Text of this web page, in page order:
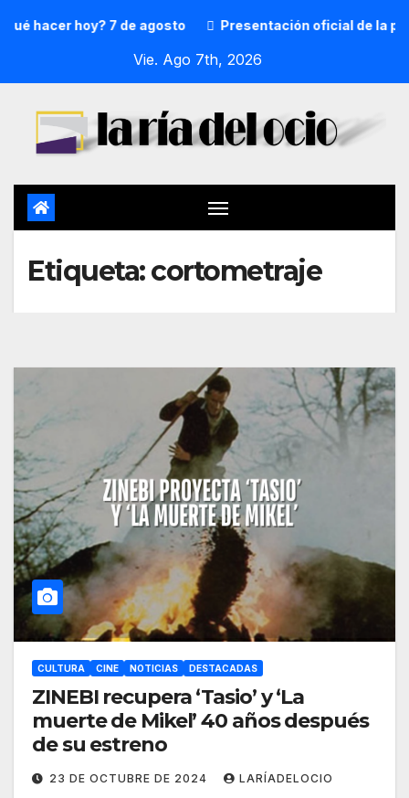
hacer hoy? 7 de agosto Presentación oficial de la
Vie. Ago 7th, 2026
Etiqueta:cortometraje
CULTURA CINE NOTICIAS DESTACADAS
ZINEBI recupera ‘Tasio’ y ‘La
muerte de Mikel’ 40 años después
de su estreno
23 DE OCTUBRE DE 2024 LARÍADELOCIO